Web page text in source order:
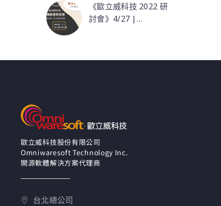
《歐立威科技 2022 研
討會》4/27 |
歐立威科技股份有限公司
Omniwaresoft Technology Inc.
開源軟體解決方案代理商
台北總公司